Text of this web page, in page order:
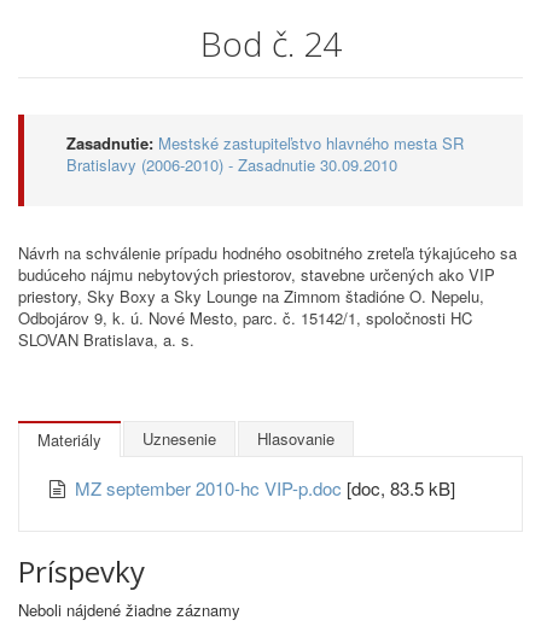
Bod č. 24
Zasadnutie: Mestské zastupiteľstvo hlavného mesta SR
Bratislavy (2006-2010) - Zasadnutie 30.09.2010
Návrh na schválenie prípadu hodného osobitného zreteľa týkajúceho sa
budúceho nájmu nebytových priestorov, stavebne určených ako VIP
priestory, Sky Boxy a Sky Lounge na Zimnom štadióne O. Nepelu,
Odbojárov 9, k. ú. Nové Mesto, parc. č. 15142/1, spoločnosti HC
SLOVAN Bratislava, a. s.
Materiály Uznesenie Hlasovanie
MZ september 2010-hc VIP-p.doc [doc, 83.5 kB]
Príspevky
Neboli nájdené žiadne záznamy